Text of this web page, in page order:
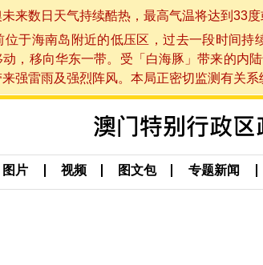
来数日天气持续酷热，最高气温将达到33
于海南岛附近的低压区，过去一段时间
，移向华东一带。受「白海豚」带来的内
强雷雨及强烈阵风。本局正密切监测有关
图片 视频 图文包 专题新闻